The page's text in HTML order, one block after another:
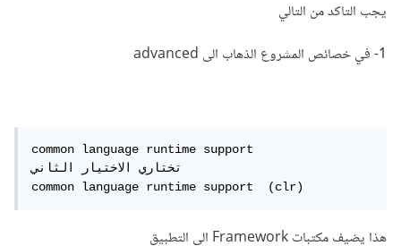
يجب التاكد من التالي
1- في خصائص المشروع الذهاب الى advanced
common language runtime support
تختاري الاختيار الثاني
common language runtime support  (clr)
هذا يضيف مكتبات Framework الى التطبيق